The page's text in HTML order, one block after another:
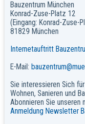
Bauzentrum München
Konrad-Zuse-Platz 12
(Eingang: Konrad-Zuse-
81829 München
Internetauftritt
E-Mail:
Sie interessieren Sich
Wohnen, Sanieren und
Abonnieren Sie
Anmeldung Newsletter